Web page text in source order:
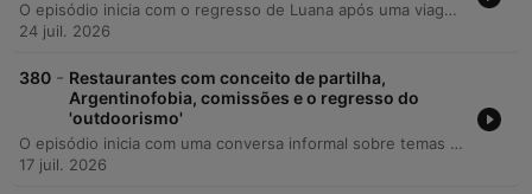
O episódio inicia com o regresso de Luana após uma viagem, dando lugar a discussões sobre a presença do Podengo Português no cinema e polémicas envolvendo publicidade exterior em Lisboa, turismo de luxo e tendências gastronómicas. Os apresentadores debatem temas de decadência social, abordando a deselitização da cultura, as mudanças na representatividade em Hollywood e o comportamento incivilizado em espaços públicos e viagens aéreas. A conversa explora ainda críticas à infantilização dos consumidores por avisos de segurança excessivos e ao exibicionismo nas redes sociais durante o falecimento de figuras públicas. O episódio encerra com reflexões existenciais sobre a vida após a morte e frustrações com informações desatualizadas em plataformas digitais.
24 juil. 2026
380 - Restaurantes com conceito de partilha,
Argentinofobia, comissões e o regresso do
'outdoorismo'
O episódio inicia com uma conversa informal sobre temas do quotidiano, como futebol e imobiliário, evoluindo para críticas incisivas ao marketing gastronómico e à falta de honestidade em serviços. Os apresentadores abordam ainda fenómenos sociais contemporâneos, desde a 'argentinofobia' no desporto até às variações linguísticas e tiques de dicção na cultura popular. A discussão percorre temas políticos, analisando as táticas de comunicação do partido Chega e a transformação da política em entretenimento. O episódio encerra com reflexões sobre ansiedade social, questões de gestão pública local e as inovações tecnológicas da Tesla.
17 juil. 2026